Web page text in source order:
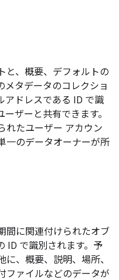
と、概要、デフォルトの
メタデータのコレクショ
アドレスである ID で識
ザーと共有できます。
れたユーザー アカウン
一のデータオーナーが所
間に関連付けられたオブ
ID で識別されます。予
、概要、説明、場所、
ファイルなどのデータが